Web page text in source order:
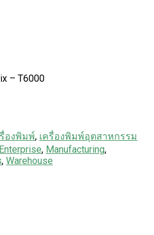
– T6000
องพิมพ์, เครื่องพิมพ์อุตสาหกรรม
Enterprise, Manufacturing,
, Warehouse